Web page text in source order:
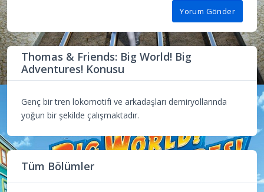
Yorum Gönder
Thomas & Friends: Big World! Big
Adventures! Konusu
Genç bir tren lokomotifi ve arkadaşları demiryollarında
yoğun bir şekilde çalışmaktadır.
Tüm Bölümler